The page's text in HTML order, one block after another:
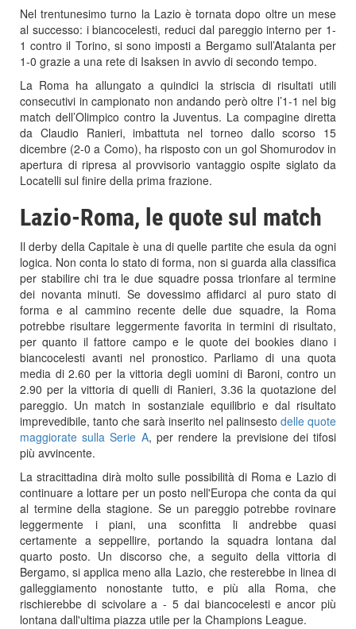
Nel trentunesimo turno la Lazio è tornata dopo oltre un mese
al successo: i biancocelesti, reduci dal pareggio interno per 1-
1 contro il Torino, si sono imposti a Bergamo sull’Atalanta per
1-0 grazie a una rete di Isaksen in avvio di secondo tempo.
La Roma ha allungato a quindici la striscia di risultati utili
consecutivi in campionato non andando però oltre l’1-1 nel big
match dell’Olimpico contro la Juventus. La compagine diretta
da Claudio Ranieri, imbattuta nel torneo dallo scorso 15
dicembre (2-0 a Como), ha risposto con un gol Shomurodov in
apertura di ripresa al provvisorio vantaggio ospite siglato da
Locatelli sul finire della prima frazione.
Lazio-Roma, le quote sul match
Il derby della Capitale è una di quelle partite che esula da ogni
logica. Non conta lo stato di forma, non si guarda alla classifica
per stabilire chi tra le due squadre possa trionfare al termine
dei novanta minuti. Se dovessimo affidarci al puro stato di
forma e al cammino recente delle due squadre, la Roma
potrebbe risultare leggermente favorita in termini di risultato,
per quanto il fattore campo e le quote dei bookies diano i
biancocelesti avanti nel pronostico. Parliamo di una quota
media di 2.60 per la vittoria degli uomini di Baroni, contro un
2.90 per la vittoria di quelli di Ranieri, 3.36 la quotazione del
pareggio. Un match in sostanziale equilibrio e dal risultato
imprevedibile, tanto che sarà inserito nel palinsesto delle quote
maggiorate sulla Serie A, per rendere la previsione dei tifosi
più avvincente.
La stracittadina dirà molto sulle possibilità di Roma e Lazio di
continuare a lottare per un posto nell'Europa che conta da qui
al termine della stagione. Se un pareggio potrebbe rovinare
leggermente i piani, una sconfitta li andrebbe quasi
certamente a seppellire, portando la squadra lontana dal
quarto posto. Un discorso che, a seguito della vittoria di
Bergamo, si applica meno alla Lazio, che resterebbe in linea di
galleggiamento nonostante tutto, e più alla Roma, che
rischierebbe di scivolare a - 5 dai biancocelesti e ancor più
lontana dall'ultima piazza utile per la Champions League.